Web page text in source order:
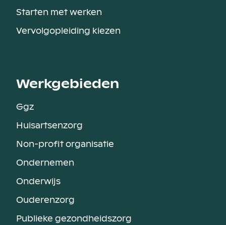
Starten met werken
Vervolgopleiding kiezen
Werkgebieden
Ggz
Huisartsenzorg
Non-profit organisatie
Ondernemen
Onderwijs
Ouderenzorg
Publieke gezondheidszorg